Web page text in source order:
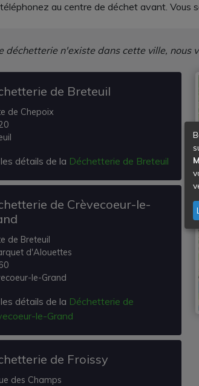
au centre de déchet avant. Vous
déchetterie n'existe dans cette ville, nous
de Breteuil
de Chepoix
détails de la Déchetterie de Breteuil
de Crèvecoeur-le-
de Breteuil
d'Alouettes
le-Grand
détails de la Déchetterie de
le-Grand
de Froissy
des Champs